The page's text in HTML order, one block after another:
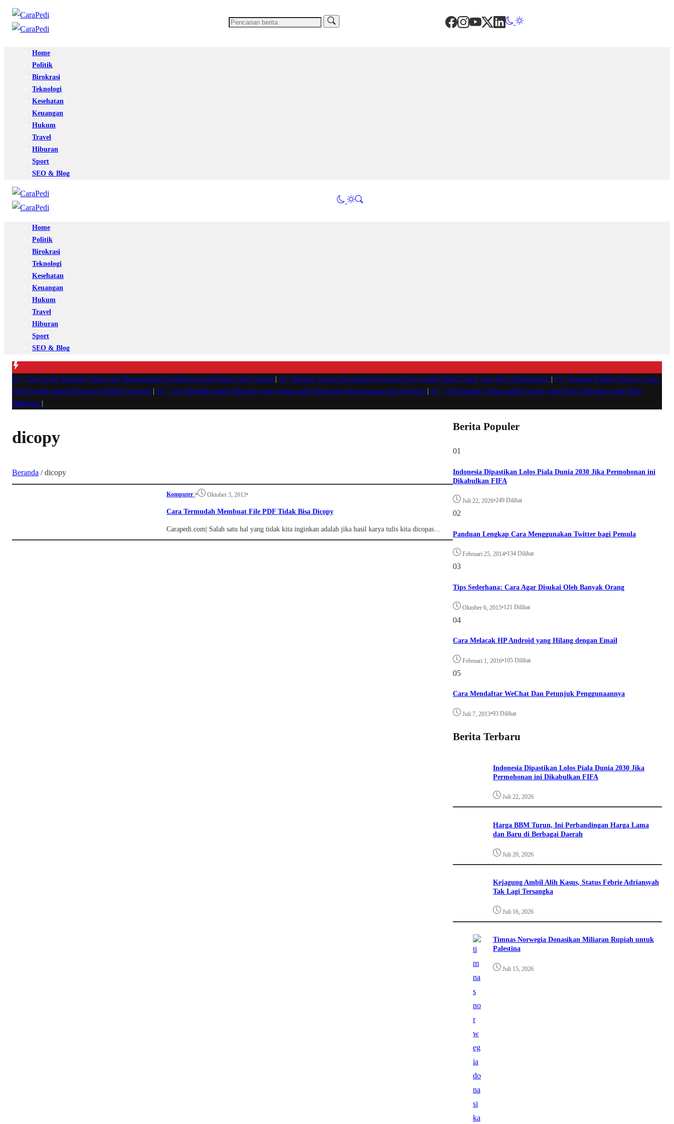
Home
Politik
Birokrasi
Teknologi
Kesehatan
Keuangan
Hukum
Travel
Hiburan
Sport
SEO & Blog
Home
Politik
Birokrasi
Teknologi
Kesehatan
Keuangan
Hukum
Travel
Hiburan
Sport
SEO & Blog
#1 - Tips Cerdas Mengatur Waktu dan Meningkatkan Produktivitas saat Bekerja dari Rumah #2 - Masalah Utama Infrastruktur Pengisian Daya untuk Mobil Listrik yang Perlu Diperhatikan #3 - Panduan Belanja Online Cerdas:
Pilih Produk dengan Bijak dan Hindari Penipuan
#4 - Tips Memilih Sepatu Marathon yang Sesuai untuk Menunjang Kenyamanan dan Performa #5 - 10 Kesalahan Umum dalam Fitness yang Harus Dihindari untuk Hasil
Maksimal
dicopy
Beranda /dicopy
Komputer • Oktober 3, 2013•
Cara Termudah Membuat File PDF Tidak Bisa Dicopy
Carapedi.com| Salah satu hal yang tidak kita inginkan adalah jika hasil karya tulis kita dicopas...
Berita Populer
01
Indonesia Dipastikan Lolos Piala Dunia 2030 Jika Permohonan ini
Dikabulkan FIFA
Juli 22, 2026•249 Dilihat
02
Panduan Lengkap Cara Menggunakan Twitter bagi Pemula
Februari 25, 2014•134 Dilihat
03
Tips Sederhana: Cara Agar Disukai Oleh Banyak Orang
Oktober 6, 2015•121 Dilihat
04
Cara Melacak HP Android yang Hilang dengan Email
Februari 1, 2016•105 Dilihat
05
Cara Mendaftar WeChat Dan Petunjuk Penggunaannya
Juli 7, 2013•93 Dilihat
Berita Terbaru
Indonesia Dipastikan Lolos Piala Dunia 2030 Jika
Permohonan ini Dikabulkan FIFA
Juli 22, 2026
Harga BBM Turun, Ini Perbandingan Harga Lama
dan Baru di Berbagai Daerah
Juli 20, 2026
Kejagung Ambil Alih Kasus, Status Febrie Adriansyah
Tak Lagi Tersangka
Juli 16, 2026
Timnas Norwegia Donasikan Miliaran Rupiah untuk
Palestina
Juli 15, 2026